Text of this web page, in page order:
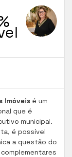
Imóveis é um
que é
municipal.
é possível
a questão do